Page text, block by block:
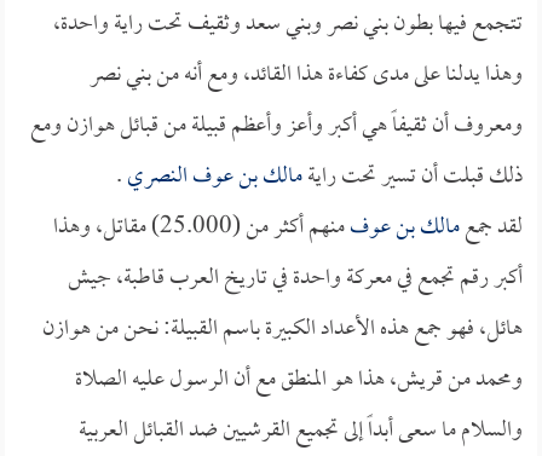
تتجمع فيها بطون بني نصر وبني سعد وثقيف تحت راية واحدة،
وهذا يدلنا على مدى كفاءة هذا القائد، ومع أنه من بني نصر
ومعروف أن ثقيفاً هي أكبر وأعز وأعظم قبيلة من قبائل هوازن ومع
ذلك قبلت أن تسير تحت رايةمالك بن عوف النصري.
لقد جمعمالك بن عوف
منهم أكثر من (25.000) مقاتل، وهذا
أكبر رقم تجمع في معركة واحدة في تاريخ العرب قاطبة، جيش
هائل، فهو جمع هذه الأعداد الكبيرة باسم القبيلة: نحن من هوازن
ومحمد من قريش، هذا هو المنطق مع أن الرسول عليه الصلاة
والسلام ما سعى أبداً إلى تجميع القرشيين ضد القبائل العربية